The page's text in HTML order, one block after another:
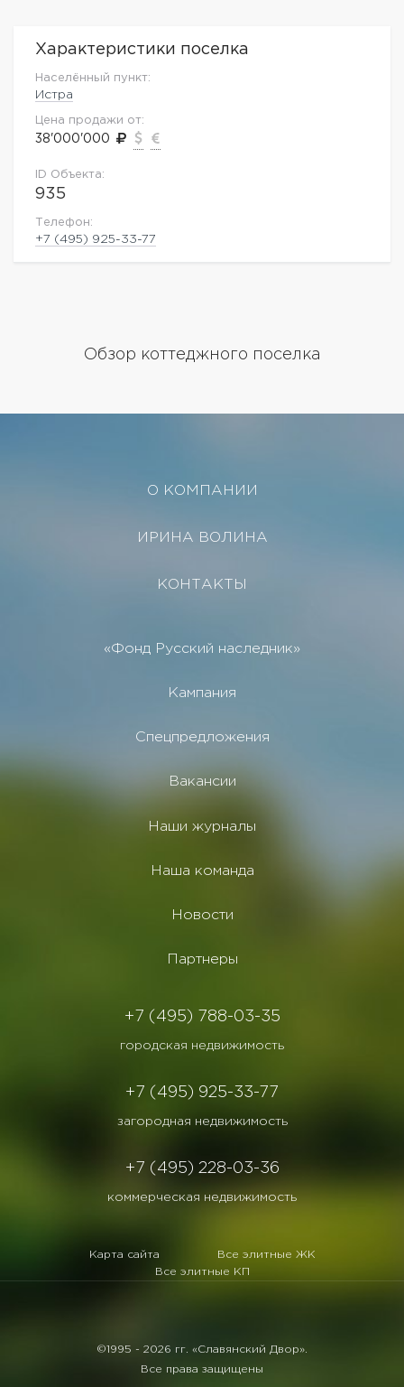
Характеристики поселка
Населённый пункт:
Истра
Цена продажи от:
38'000'000
ID Объекта:
935
Телефон:
+7 (495) 925-33-77
Обзор коттеджного поселка
О КОМПАНИИ
ИРИНА ВОЛИНА
КОНТАКТЫ
«Фонд Русский наследник»
Кампания
Спецпредложения
Вакансии
Наши журналы
Наша команда
Новости
Партнеры
+7 (495) 788-03-35
городская недвижимость
+7 (495) 925-33-77
загородная недвижимость
+7 (495) 228-03-36
коммерческая недвижимость
Карта сайта
Все элитные ЖК
Все элитные КП
©1995 - 2026 гг. «Славянский Двор».
Все права защищены